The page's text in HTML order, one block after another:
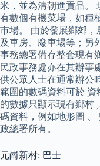
米，並為清朝進貢品。
有數個有機菜場，如種
市場。 由於發展鄉郊
及車房、廢車場等；另
事務總署備存整套現有
民政事務處亦在其辦事
供公眾人士在通常辦公
範圍的數碼資料可於 資
的數據只顯示現有鄉村
碼資料，例如地形圖
政總署所有。
元崗新村: 巴士